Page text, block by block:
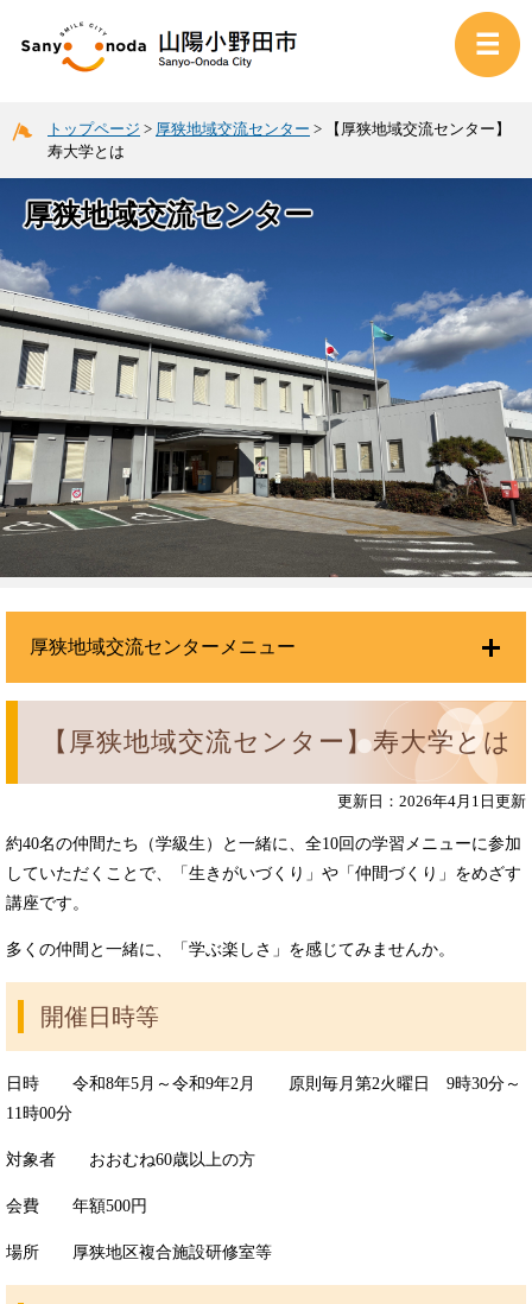
トップページ > 厚狭地域交流センター >
【厚狭地域交流センター】
寿大学とは
厚狭地域交流センター
【厚狭地域交流センター】寿大学とは
更新日：2026年4月1日更新
約40名の仲間たち（学級生）と一緒に、全10回の学習メニューに参加
していただくことで、「生きがいづくり」や「仲間づくり」をめざす
講座です。
多くの仲間と一緒に、「学ぶ楽しさ」を感じてみませんか。
開催日時等
日時 令和8年5月～令和9年2月 原則毎月第2火曜日 9時30分～
11時00分
対象者 おおむね60歳以上の方
会費 年額500円
場所 厚狭地区複合施設研修室等
厚狭地域交流センターメニュー